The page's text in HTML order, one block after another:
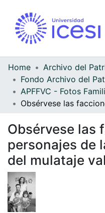
Home
Obsérvese las
personajes de
del mulataje